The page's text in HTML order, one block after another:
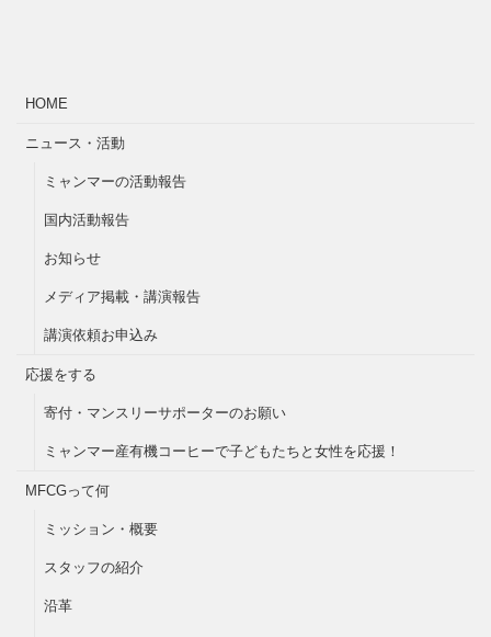
HOME
ニュース・活動
ミャンマーの活動報告
国内活動報告
お知らせ
メディア掲載・講演報告
講演依頼お申込み
応援をする
寄付・マンスリーサポーターのお願い
ミャンマー産有機コーヒーで子どもたちと女性を応援！
MFCGって何
ミッション・概要
スタッフの紹介
沿革